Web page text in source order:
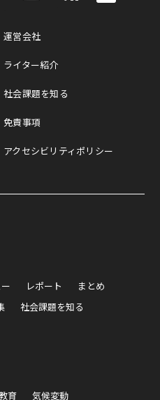
運営会社
ライター紹介
社会課題を知る
免責事項
アクセシビリティポリシー
レポート
まとめ
社会課題を知る
育 気候変動